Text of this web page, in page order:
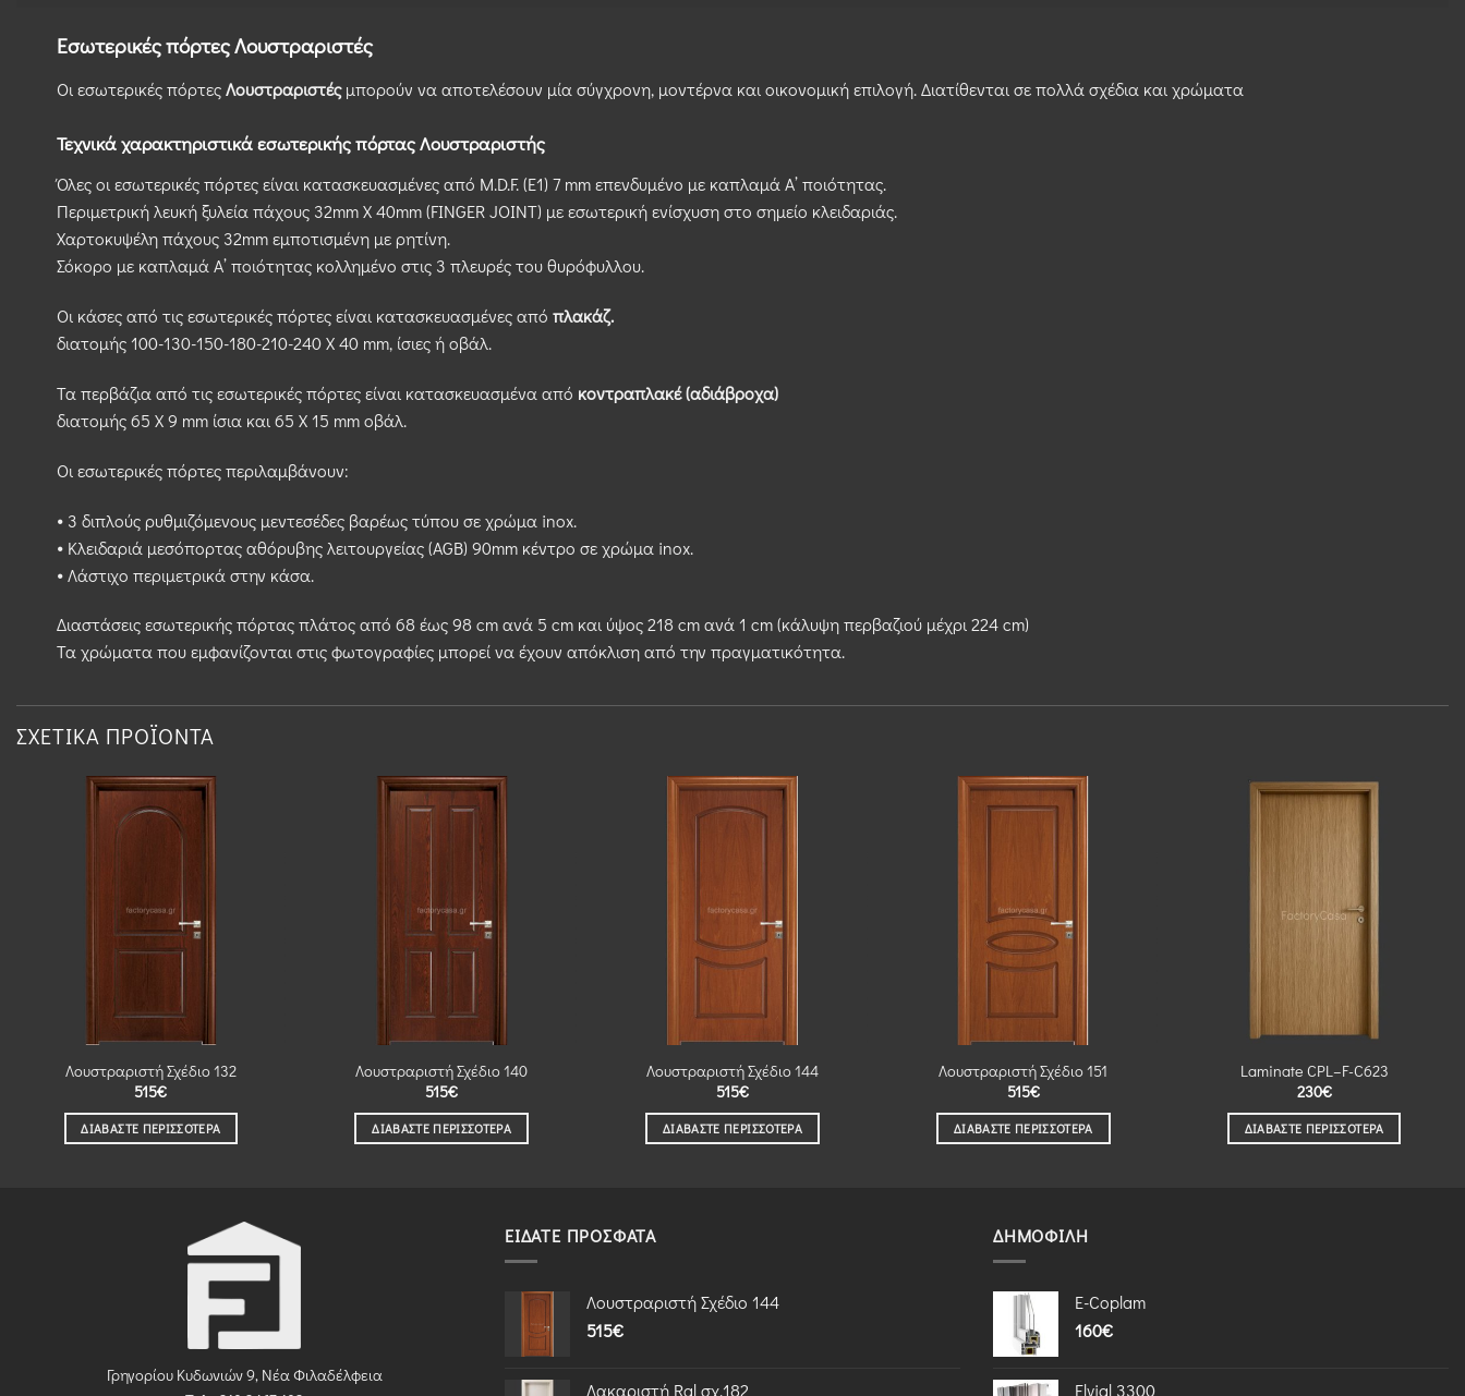
Εσωτερικές πόρτες Λουστραριστές
Οι εσωτερικές πόρτεςΛουστραριστέςμπορούν να αποτελέσουν μία σύγχρονη, μοντέρνα και οικονομική επιλογή. Διατίθενται σε πολλά σχέδια και χρώματα
Τεχνικά χαρακτηριστικά εσωτερικής πόρτας Λουστραριστής
Όλες οι εσωτερικές πόρτες είναι κατασκευασμένες από M.D.F. (Ε1) 7 mm επενδυμένο με καπλαμά Α’ ποιότητας.
Περιμετρική λευκή ξυλεία πάχους 32mm X 40mm (FINGER JOINT) με εσωτερική ενίσχυση στο σημείο κλειδαριάς.
Χαρτοκυψέλη πάχους 32mm εμποτισμένη με ρητίνη.
Σόκορο με καπλαμά Α’ ποιότητας κολλημένο στις 3 πλευρές του θυρόφυλλου.
Οι κάσες από τις εσωτερικές πόρτες είναι κατασκευασμένες από πλακάζ.
διατομής 100-130-150-180-210-240 Χ 40 mm, ίσιες ή οβάλ.
Τα περβάζια από τις εσωτερικές πόρτες είναι κατασκευασμένα από κοντραπλακέ (αδιάβροχα)
διατομής 65 Χ 9 mm ίσια και 65 Χ 15 mm οβάλ.
Οι εσωτερικές πόρτες περιλαμβάνουν:
⦁ 3 διπλούς ρυθμιζόμενους μεντεσέδες βαρέως τύπου σε χρώμα inox.
⦁ Κλειδαριά μεσόπορτας αθόρυβης λειτουργείας (AGB) 90mm κέντρο σε χρώμα inox.
⦁ Λάστιχο περιμετρικά στην κάσα.
Διαστάσεις εσωτερικής πόρτας πλάτος από 68 έως 98 cm ανά 5 cm και ύψος 218 cm ανά 1 cm (κάλυψη περβαζιού μέχρι 224 cm)
Τα χρώματα που εμφανίζονται στις φωτογραφίες μπορεί να έχουν απόκλιση από την πραγματικότητα.
ΣΧΕΤΙΚΆ ΠΡΟΪΌΝΤΑ
Λουστραριστή Σχέδιο 132
515€
ΔΙΑΒΆΣΤΕ ΠΕΡΙΣΣΌΤΕΡΑ
Λουστραριστή Σχέδιο 140
515€
ΔΙΑΒΆΣΤΕ ΠΕΡΙΣΣΌΤΕΡΑ
Λουστραριστή Σχέδιο 144
515€
ΔΙΑΒΆΣΤΕ ΠΕΡΙΣΣΌΤΕΡΑ
Λουστραριστή Σχέδιο 151
515€
ΔΙΑΒΆΣΤΕ ΠΕΡΙΣΣΌΤΕΡΑ
Laminate CPL–F-C623
230€
ΔΙΑΒΆΣΤΕ ΠΕΡΙΣΣΌΤΕΡΑ
Γρηγορίου Κυδωνιών 9, Νέα Φιλαδέλφεια
ΕΊΔΑΤΕ ΠΡΌΣΦΑΤΑ
Λουστραριστή Σχέδιο 144
515€
Λακαριστή Ral σχ.182
ΔΗΜΟΦΙΛΉ
E-Coplam
160€
Elvial 3300